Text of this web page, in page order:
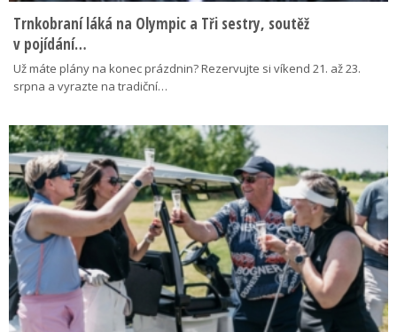
Trnkobraní láká na Olympic a Tři sestry, soutěž
v pojídání…
Už máte plány na konec prázdnin? Rezervujte si víkend 21. až 23.
srpna a vyrazte na tradiční…